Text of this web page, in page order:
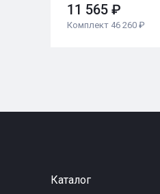
11 565 ₽
Комплект 46 260 ₽
Каталог